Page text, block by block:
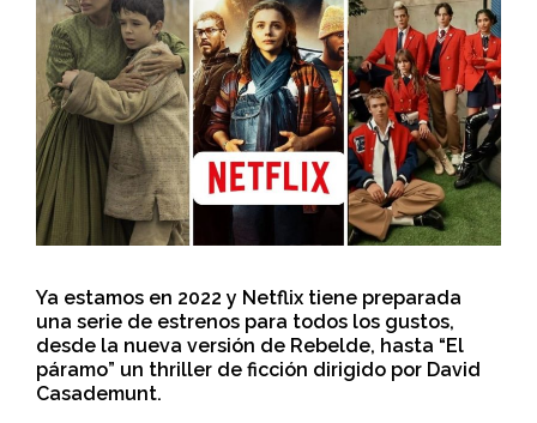
Ya estamos en 2022 y Netflix tiene preparada
una serie de estrenos para todos los gustos,
desde la nueva versión de Rebelde, hasta “El
páramo” un thriller de ficción dirigido por David
Casademunt.